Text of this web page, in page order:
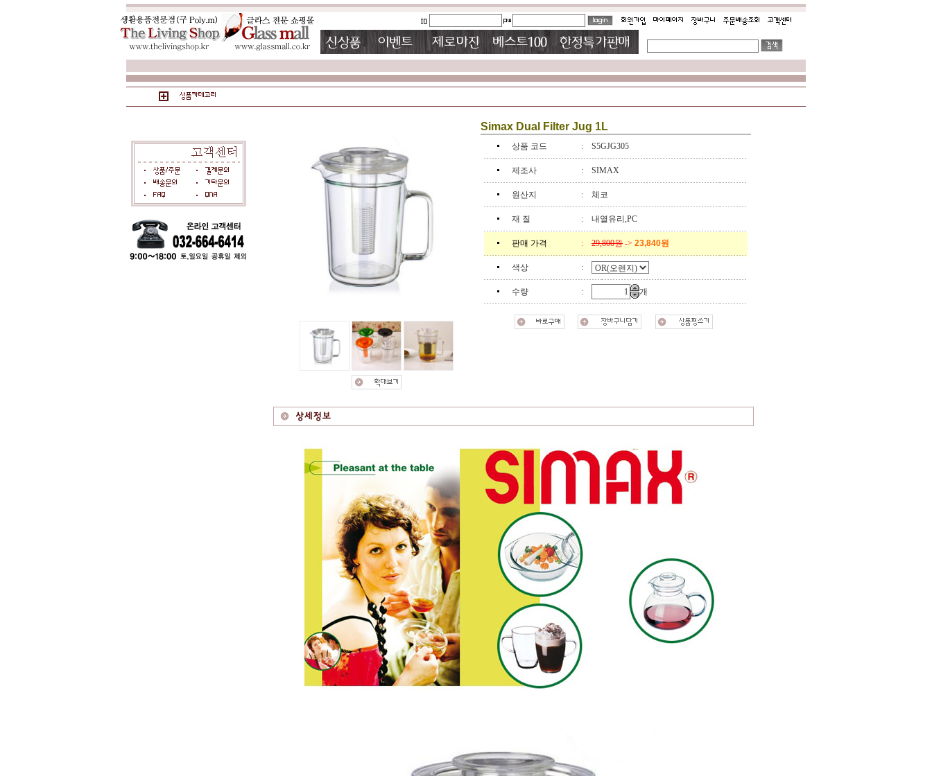
Simax Dual Filter Jug 1L
상품 코드 : S5GJG305
제조사 : SIMAX
원산지 : 체코
재 질 : 내열유리,PC
판매 가격 : 29,800원 -> 23,840원
색상 :
수량 : 개